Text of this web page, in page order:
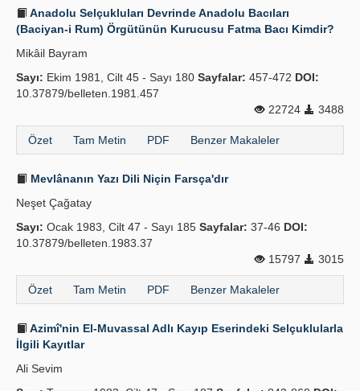
Anadolu Selçukluları Devrinde Anadolu Bacıları
(Baciyan-i Rum) Örgütünün Kurucusu Fatma Bacı Kimdir?
Mikâil Bayram
Sayı: Ekim 1981, Cilt 45 - Sayı 180 Sayfalar: 457-472 DOI:
10.37879/belleten.1981.457
22724
3488
Özet Tam Metin PDF Benzer Makaleler
Mevlânanın Yazı Dili Niçin Farsça'dır
Neşet Çağatay
Sayı: Ocak 1983, Cilt 47 - Sayı 185 Sayfalar: 37-46 DOI:
10.37879/belleten.1983.37
15797
3015
Özet Tam Metin PDF Benzer Makaleler
Azimî'nin El-Muvassal Adlı Kayıp Eserindeki Selçuklularla
İlgili Kayıtlar
Ali Sevim